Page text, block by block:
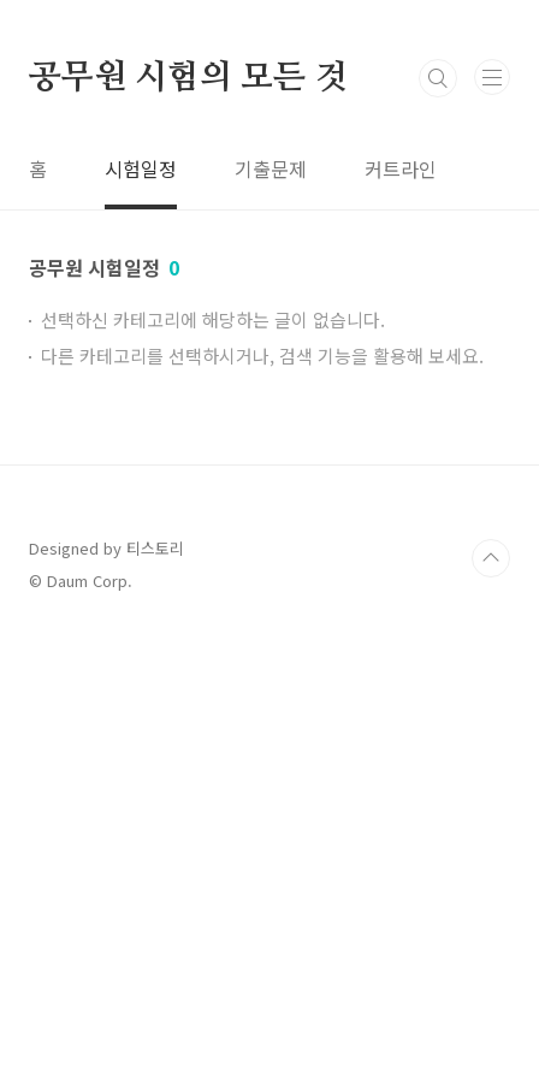
공무원 시험의 모든 것
홈 시험일정 기출문제 커트라인
공무원 시험일정 0
선택하신 카테고리에 해당하는 글이 없습니다.
다른 카테고리를 선택하시거나, 검색 기능을 활용해 보세요.
Designed by 티스토리
© Daum Corp.